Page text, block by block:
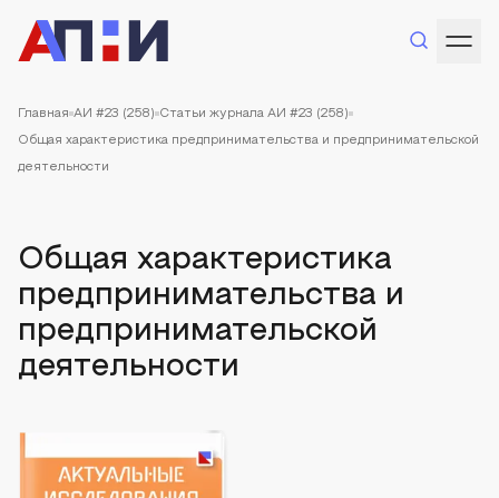
Главная АИ #23 (258) Статьи журнала АИ #23 (258)
Общая характеристика предпринимательства и предпринимательской
деятельности
Общая характеристика
предпринимательства и
предпринимательской
деятельности